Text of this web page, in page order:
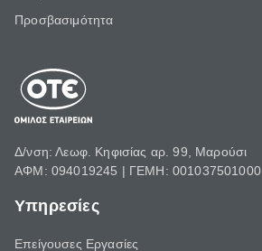
Προσβασιμότητα
Δ/νση: Λεωφ. Κηφισίας αρ. 99, Μαρούσι
ΑΦΜ: 094019245 | ΓΕΜΗ: 001037501000
Υπηρεσίες
Επείγουσες Εργασίες